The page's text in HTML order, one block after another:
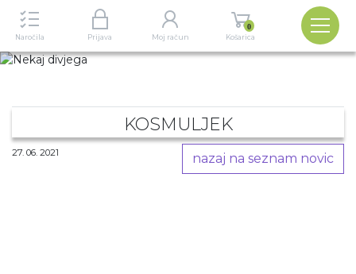
Naročila Prijava Moj račun
0
Košarica
Izbira
KOSMULJEK
27. 06. 2021 nazaj na seznam novic